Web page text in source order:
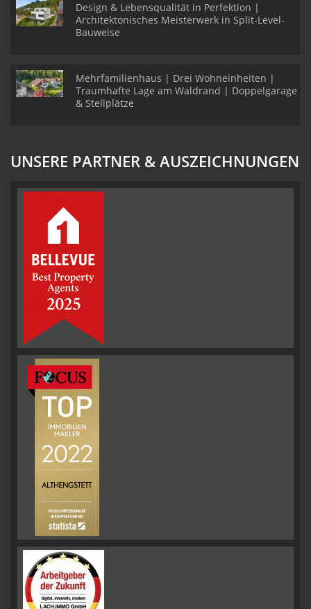
Design & Lebensqualität in Perfektion |
Architektonisches Meisterwerk in Split-Level-
Bauweise
Mehrfamilienhaus | Drei Wohneinheiten |
Traumhafte Lage am Waldrand | Doppelgarage
& Stellplätze
UNSERE PARTNER & AUSZEICHNUNGEN